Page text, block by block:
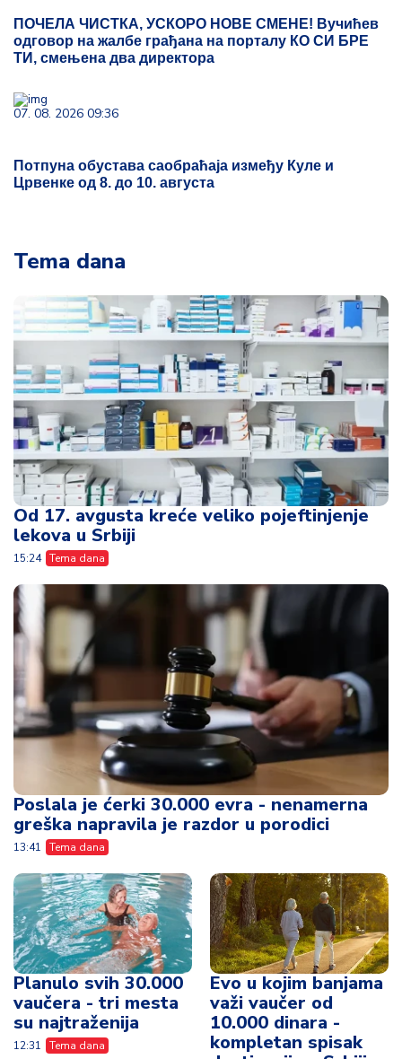
ПОЧЕЛА ЧИСТКА, УСКОРО НОВЕ СМЕНЕ! Вучићев
одговор на жалбе грађана на порталу КО СИ БРЕ
ТИ, смењена два директора
07. 08. 2026 09:36
Потпуна обустава саобраћаја између Куле и
Црвенке од 8. до 10. августа
Tema dana
Od 17. avgusta kreće veliko pojeftinjenje
lekova u Srbiji
15:24 Tema dana
Poslala je ćerki 30.000 evra - nenamerna
greška napravila je razdor u porodici
13:41 Tema dana
Planulo svih 30.000
vaučera - tri mesta
su najtraženija
12:31 Tema dana
Evo u kojim banjama
važi vaučer od
10.000 dinara -
kompletan spisak